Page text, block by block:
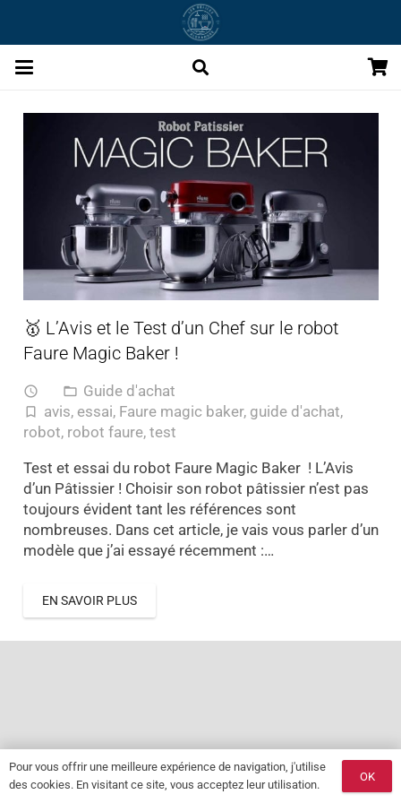
🥇 L’Avis et le Test d’un Chef sur le robot
Faure Magic Baker !
access_time folder_open Guide d'achat
turned_in_not avis, essai, Faure magic baker, guide d'achat,
robot, robot faure, test
Test et essai du robot Faure Magic Baker ! L’Avis
d’un Pâtissier ! Choisir son robot pâtissier n’est pas
toujours évident tant les références sont
nombreuses. Dans cet article, je vais vous parler d’un
modèle que j’ai essayé récemment :…
EN SAVOIR PLUS
Pour vous offrir une meilleure expérience de navigation, j'utilise
des cookies. En visitant ce site, vous acceptez leur utilisation.
OK